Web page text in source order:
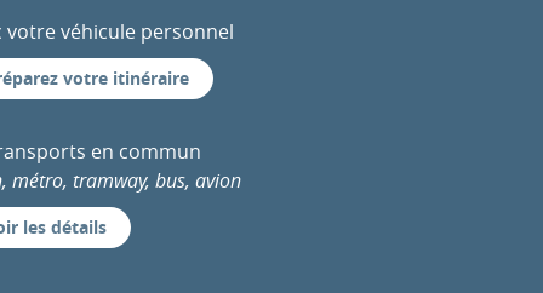
votre véhicule personnel
votre itinéraire
en commun
métro, tramway, bus, avion
les détails